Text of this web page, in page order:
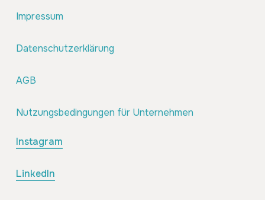
Impressum
Datenschutzerklärung
AGB
Nutzungsbedingungen für Unternehmen
Instagram
LinkedIn